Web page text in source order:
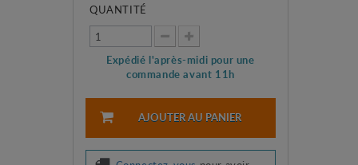
QUANTITÉ
Expédié l'après-midi pour une
commande avant 11h
AJOUTER AU PANIER